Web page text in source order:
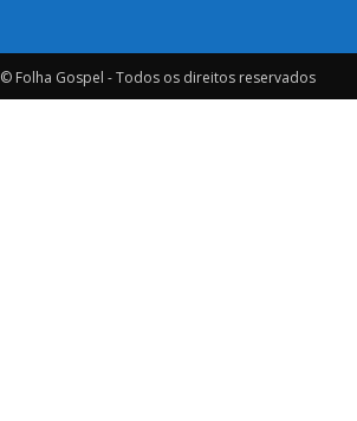
© Folha Gospel - Todos os direitos reservados